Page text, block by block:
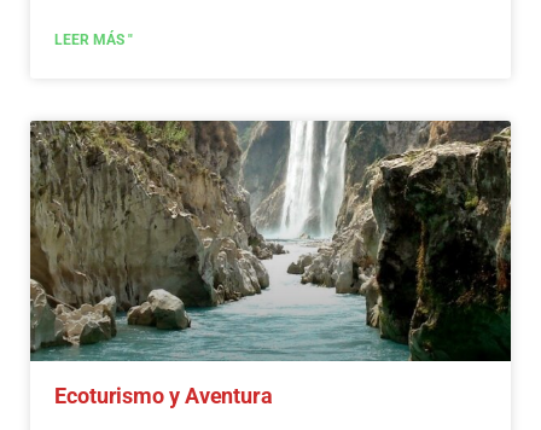
visitarlos, además de disfrutar del excelente clima y las
LEER MÁS "
Ecoturismo y Aventura